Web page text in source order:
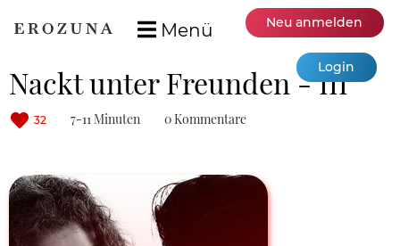
Menü Neu anmelden
Login
Nackt unter Freunden - III
32 7-11 Minuten 0 Kommentare